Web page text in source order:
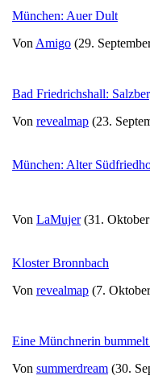
München: Auer Dult
Von Amigo (29.
Bad Friedrichshall:
Von revealmap (23.
München: Alter
Von LaMujer(31.
Kloster Bronnbach
Von revealmap (7.
Eine Münchnerin
Von summerdream (30.